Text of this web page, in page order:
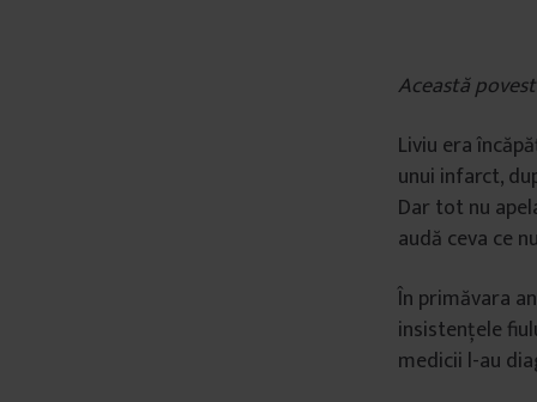
Această
Liviu era
unui infarct,
Dar tot nu
audă ceva ce
În primăvara
insistențele
medicii l-au